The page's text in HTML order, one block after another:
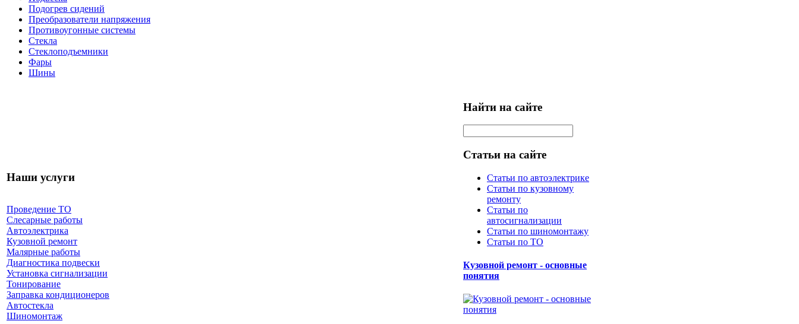
Подогрев сидений
Преобразователи напряжения
Противоугонные системы
Стекла
Стеклоподъемники
Фары
Шины
Наши услуги
Проведение ТО
Слесарные работы
Автоэлектрика
Кузовной ремонт
Малярные работы
Диагностика подвески
Установка сигнализации
Тонирование
Заправка кондиционеров
Автостекла
Шиномонтаж
Найти на сайте
Статьи на сайте
Статьи по автоэлектрике
Статьи по кузовному
ремонту
Статьи по
автосигнализации
Статьи по шиномонтажу
Статьи по ТО
Кузовной ремонт - основные
понятия